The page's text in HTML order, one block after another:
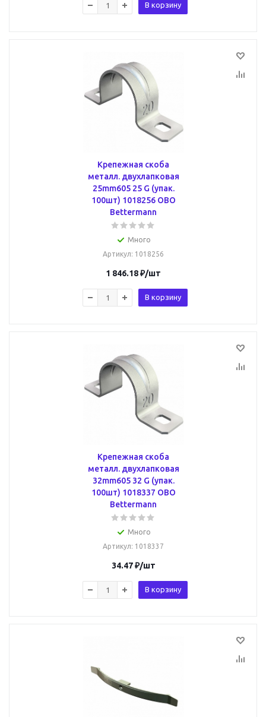
В корзину
Крепежная скоба
металл. двухлапковая
25mm605 25 G (упак.
100шт) 1018256 OBO
Bettermann
Много
Артикул: 1018256
1 846.18₽/шт
В корзину
Крепежная скоба
металл. двухлапковая
32mm605 32 G (упак.
100шт) 1018337 OBO
Bettermann
Много
Артикул: 1018337
34.47₽/шт
В корзину